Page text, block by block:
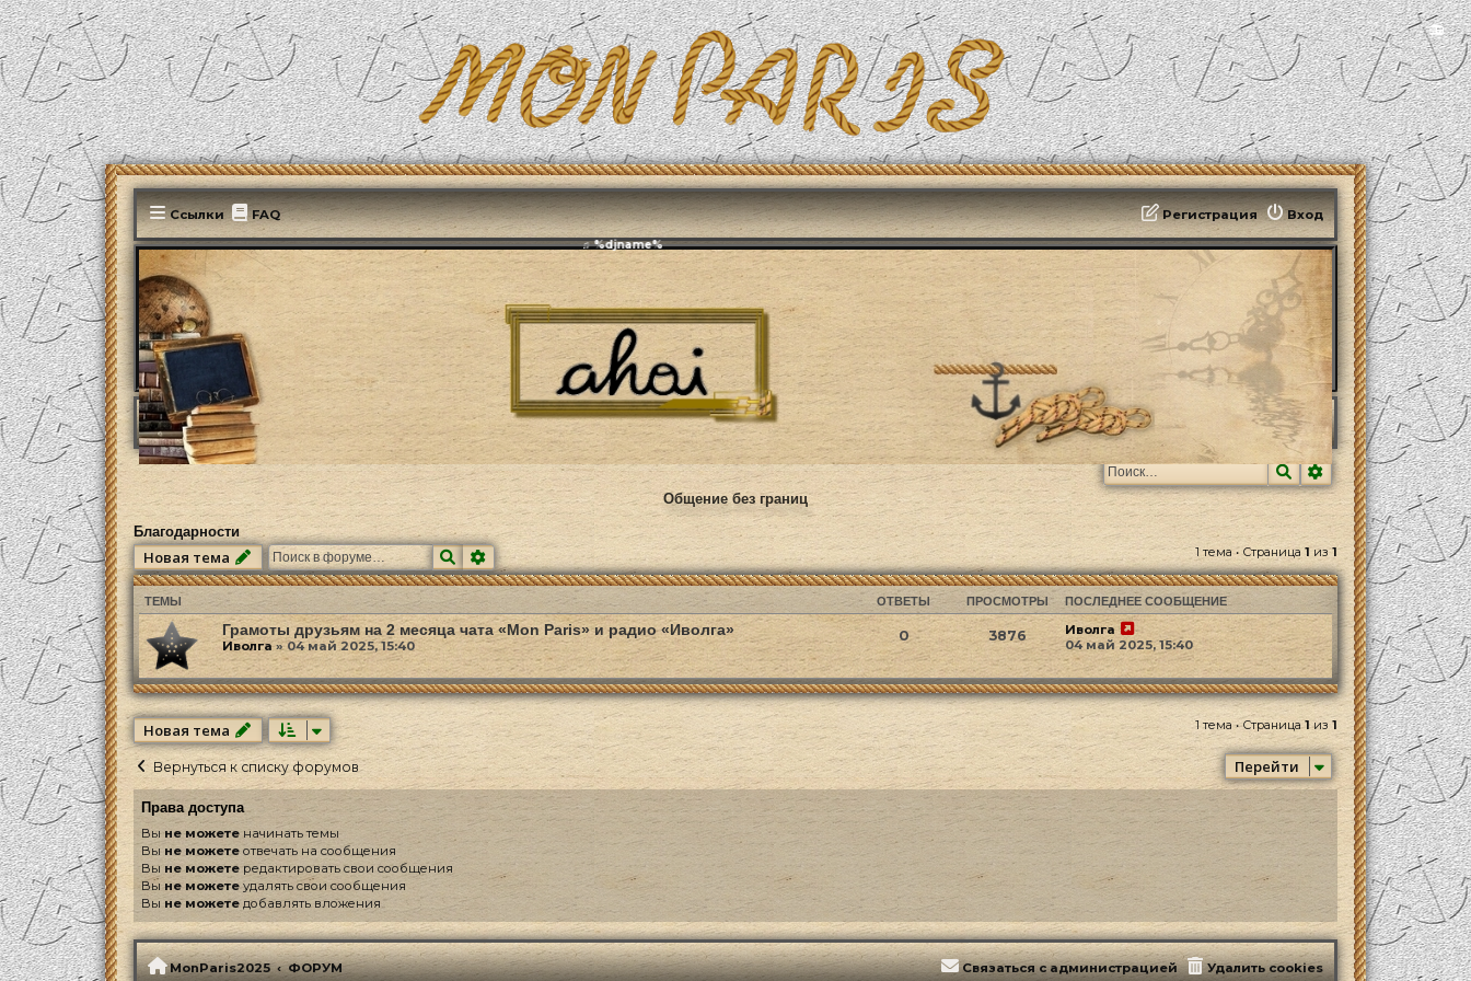
📻
Ссылки FAQ Вход
Регистрация
Эфирит: ♫ %djname%
MonParis2025 ФОРУМ Административный раздел Форум Благодарности
ПоискРасширенный
Общение без границ
Благодарности
Новая тема ПоискРасширенный поиск 1 тема • Страница 1из1
ТЕМЫ ОТВЕТЫ ПРОСМОТРЫ ПОСЛЕДНЕЕ СООБЩЕНИЕ
Грамоты друзьям на 2 месяца чата «Mon Paris» и радио «Иволга»
Иволга»04 май 2025, 15:40
0 3876
Иволга
04 май 2025, 15:40
Новая тема 1 тема • Страница1из 1
Вернуться к списку форумов Перейти
Права доступа
Вы не можете начинать темы
Вы не можете отвечать на сообщения
Вы не можете редактировать свои сообщения
Вы не можете удалять свои сообщения
Вы не можете добавлять вложения
MonParis2025 ФОРУМ Удалить cookies
Связаться с администрацией